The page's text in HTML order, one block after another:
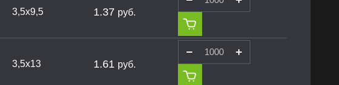
3,5х9,5 1.37 руб.
3,5х13 1.61 руб.